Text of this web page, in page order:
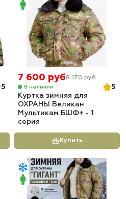
5
7 600 руб8 170 руб
В наличии
5
Куртка зимняя для
ОХРАНЫ Великан
Мультикам БШФ+ - 1
серия
Купить